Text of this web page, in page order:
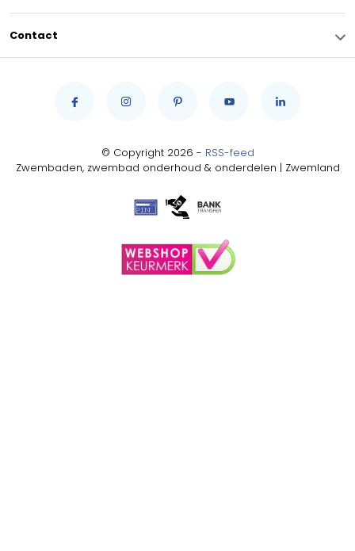
Contact
© Copyright 2026 - RSS-feed
Zwembaden, zwembad onderhoud & onderdelen | Zwemland